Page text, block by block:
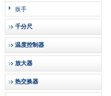
扳手
千分尺
温度控制器
放大器
热交换器